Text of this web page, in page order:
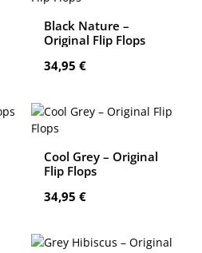
Black Nature –
Original Flip Flops
Regulärer Preis:
34,95 €
Cool Grey – Original
Flip Flops
Regulärer Preis:
34,95 €